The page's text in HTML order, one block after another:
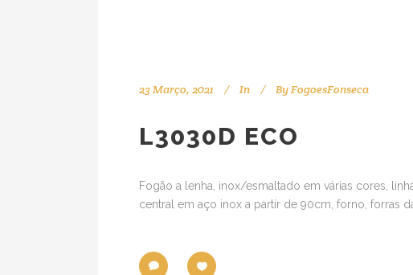
23 Março, 2021 In ByFogoesFonseca
L3030D ECO
Fogão a lenha, inox/esmaltado em várias cores,
central em aço inox a partir de 90cm, forno, forras